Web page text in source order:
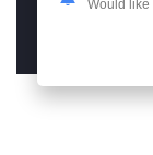
Would like